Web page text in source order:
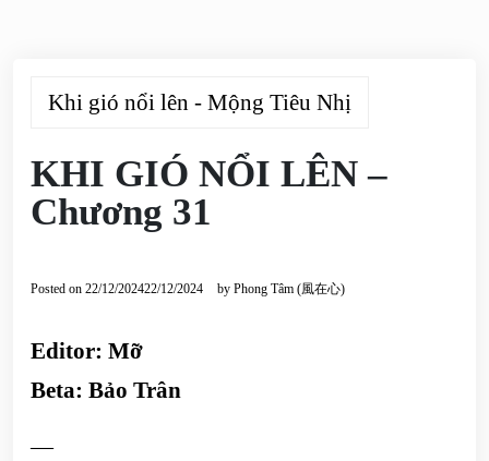
Khi gió nổi lên - Mộng Tiêu Nhị
KHI GIÓ NỔI LÊN –
Chương 31
Posted on 22/12/202422/12/2024 by Phong Tâm (風在心)
Editor: Mỡ
Beta: Bảo Trân
—